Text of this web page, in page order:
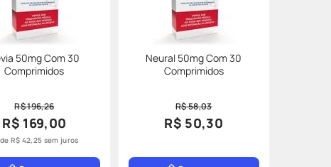
50mg Com 30
Comprimidos
R$ 196,26
R$ 169,00
R$ 42,25 sem juros
Neural 50mg Com 30
Comprimidos
R$ 58,03
R$ 50,30